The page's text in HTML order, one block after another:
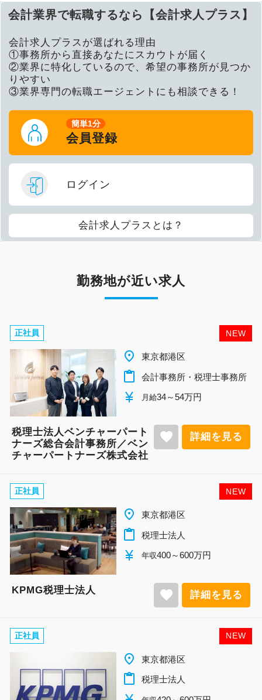
会計業界で転職するなら【会計求人プラス】
会計求人プラスが選ばれる理由
①事務所から直接あなたにスカウトが届く
②業界に特化しているので、希望の事務所が見つか
りやすい
③業界専門の転職エージェントにも相談できる！
簡単1分
会員登録
ログイン
会計求人プラスとは？
勤務地が近い求人
NEW
正社員
place 東京都港区
content_paste 会計事務所・税理士事務所
currency_yen 月給34～54万円
税理士法人ベンチャーパート
ナーズ総合会計事務所／ベン
チャーパートナーズ株式会社
favorite 詳細を見る
NEW
正社員
place 東京都港区
content_paste 税理士法人
currency_yen 年収400～600万円
KPMG税理士法人 favorite 詳細を見る
NEW
正社員
place 東京都港区
content_paste 税理士法人